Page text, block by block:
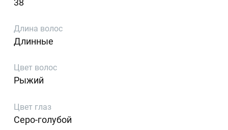
38
Длина волос
Длинные
Цвет волос
Рыжий
Цвет глаз
Серо-голубой